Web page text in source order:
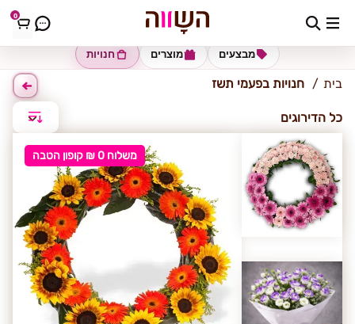
0 פעמי תשז
חנויות מוצרים מבצעים
בית חנויות בפעמי תשז
כל הדירוגים
משלוח 0 ₪ קופון הטבה